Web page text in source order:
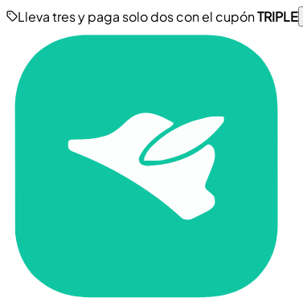
Lleva tres y paga solo dos con el cupónTRIPLE